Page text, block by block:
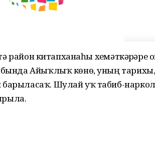
район китапханаһы хеҙмәткәрҙәре
бында Айыҡлыҡ көнө, уның
Шулай уҡ табиб-